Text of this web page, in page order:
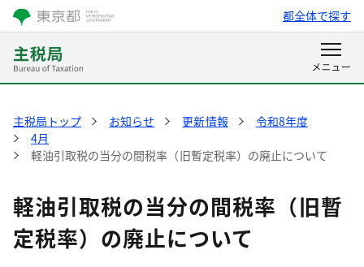
都全体で探す
主税局トップ お知らせ 更新情報
令和8年度
4月
軽油引取税の当分の間税率（旧暫定税率）の廃止について
軽油引取税の当分の間税率（旧暫
定税率）の廃止について